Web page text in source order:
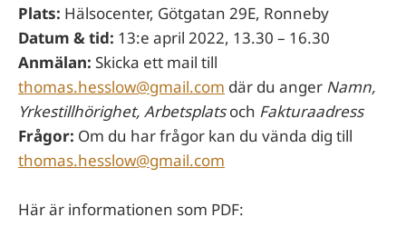
Plats: Hälsocenter, Götgatan 29E, Ronneby
Datum & tid: 13:e april 2022, 13.30 – 16.30
Anmälan: Skicka ett mail till
thomas.hesslow@gmail.com där du anger Namn,
Yrkestillhörighet, Arbetsplatsoch Fakturaadress
Frågor: Om du har frågor kan du vända dig till
thomas.hesslow@gmail.com
Här är informationen som PDF: